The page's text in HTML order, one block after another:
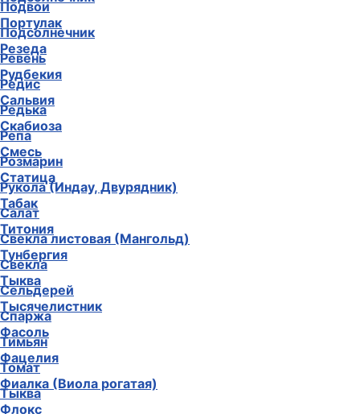
Портулак
Резеда
Рудбекия
Сальвия
Скабиоза
Смесь
Статица
Табак
Титония
Тунбергия
Тыква
Тысячелистник
Фасоль
Фацелия
Фиалка (Виола рогатая)
Флокс
Подвои
Подсолнечник
Ревень
Редис
Редька
Репа
Розмарин
Рукола (Индау, Двурядник)
Салат
Свекла листовая (Мангольд)
Свекла
Сельдерей
Спаржа
Тимьян
Томат
Тыква